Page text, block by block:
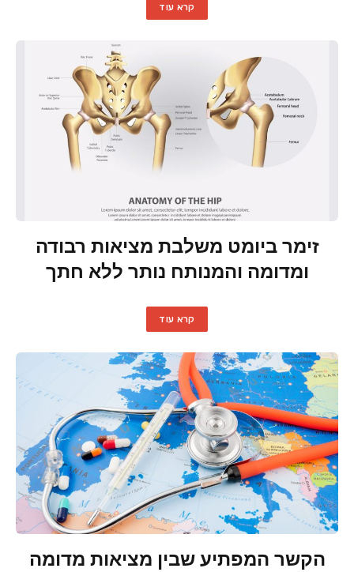
קרא עוד
זימר ביומט משלבת מציאות רבודה
ומדומה והמנותח נותר ללא חתך
קרא עוד
הקשר המפתיע שבין מציאות מדומה